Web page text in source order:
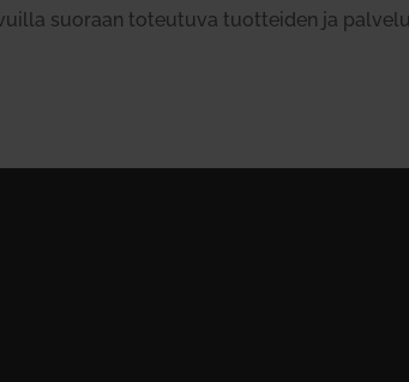
suoraan toteutuva tuot­teiden ja